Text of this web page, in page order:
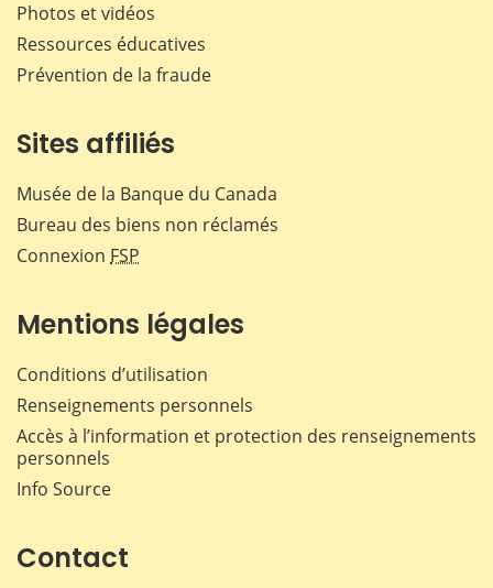
Photos et vidéos
Ressources éducatives
Prévention de la fraude
Sites affiliés
Musée de la Banque du Canada
Bureau des biens non réclamés
Connexion FSP
Mentions légales
Conditions d’utilisation
Renseignements personnels
Accès à l’information et protection des renseignements
personnels
Info Source
Contact